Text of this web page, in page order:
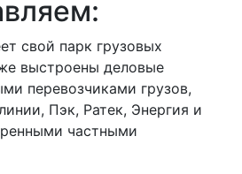
свой парк грузовых
выстроены деловые
перевозчиками грузов,
Пэк, Ратек, Энергия и
частными